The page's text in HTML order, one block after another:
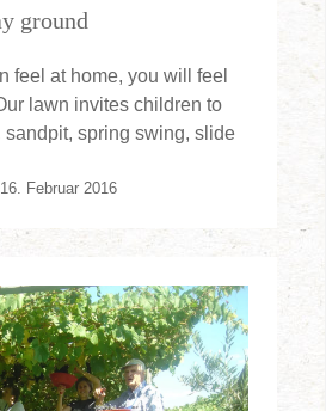
ground
feel at home, you will feel
lawn invites children to
sandpit, spring swing, slide
16. Februar 2016